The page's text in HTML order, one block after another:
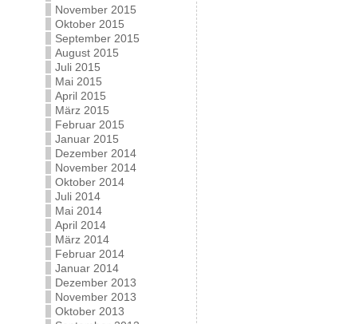
November 2015
Oktober 2015
September 2015
August 2015
Juli 2015
Mai 2015
April 2015
März 2015
Februar 2015
Januar 2015
Dezember 2014
November 2014
Oktober 2014
Juli 2014
Mai 2014
April 2014
März 2014
Februar 2014
Januar 2014
Dezember 2013
November 2013
Oktober 2013